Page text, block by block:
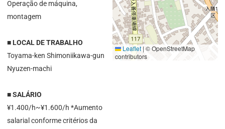
Operação de máquina,
montagem
■ LOCAL DE TRABALHO
Toyama-ken Shimoniikawa-gun
Nyuzen-machi
■ SALÁRIO
¥1.400/h~¥1.600/h *Aumento
salarial conforme critérios da
Leaflet | © OpenStreetMap
contributors